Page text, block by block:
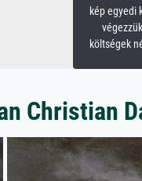
kép egyedi
költségek
Christian